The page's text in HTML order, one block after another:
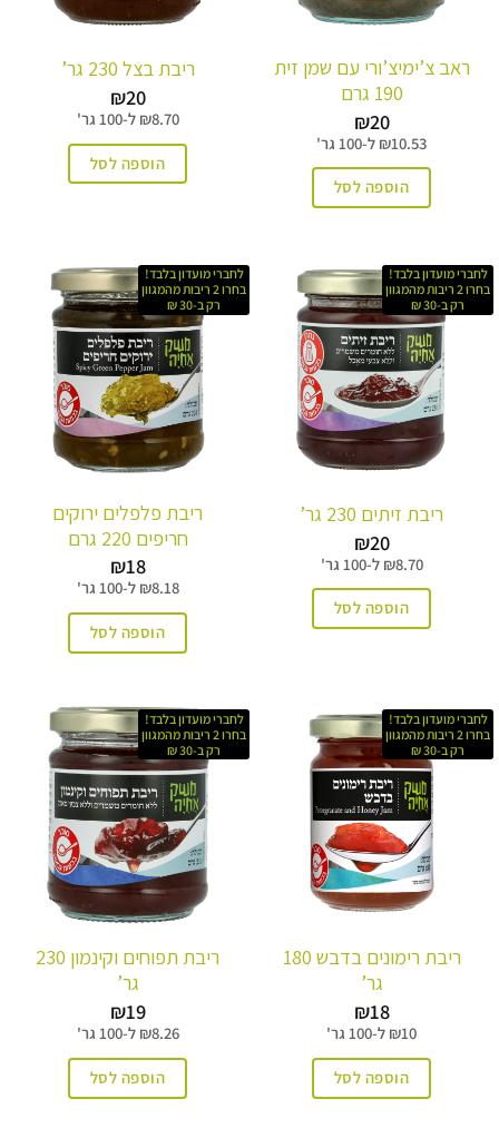
ראב צ’ימיצ’ורי עם שמן זית
190 גרם
₪20
₪10.53 ל-100 גר'
הוספה לסל
ריבת בצל 230 גר’
₪20
₪8.70 ל-100 גר'
הוספה לסל
לחברי מועדון בלבד!
בחרו 2 ריבות מהמגוון
רק ב-30 ₪
ריבת זיתים 230 גר’
₪20
₪8.70 ל-100 גר'
הוספה לסל
לחברי מועדון בלבד!
בחרו 2 ריבות מהמגוון
רק ב-30 ₪
ריבת פלפלים ירוקים
חריפים 220 גרם
₪18
₪8.18 ל-100 גר'
הוספה לסל
לחברי מועדון בלבד!
בחרו 2 ריבות מהמגוון
רק ב-30 ₪
ריבת רימונים בדבש 180
גר’
₪18
₪10 ל-100 גר'
הוספה לסל
לחברי מועדון בלבד!
בחרו 2 ריבות מהמגוון
רק ב-30 ₪
ריבת תפוחים וקינמון 230
גר’
₪19
₪8.26 ל-100 גר'
הוספה לסל